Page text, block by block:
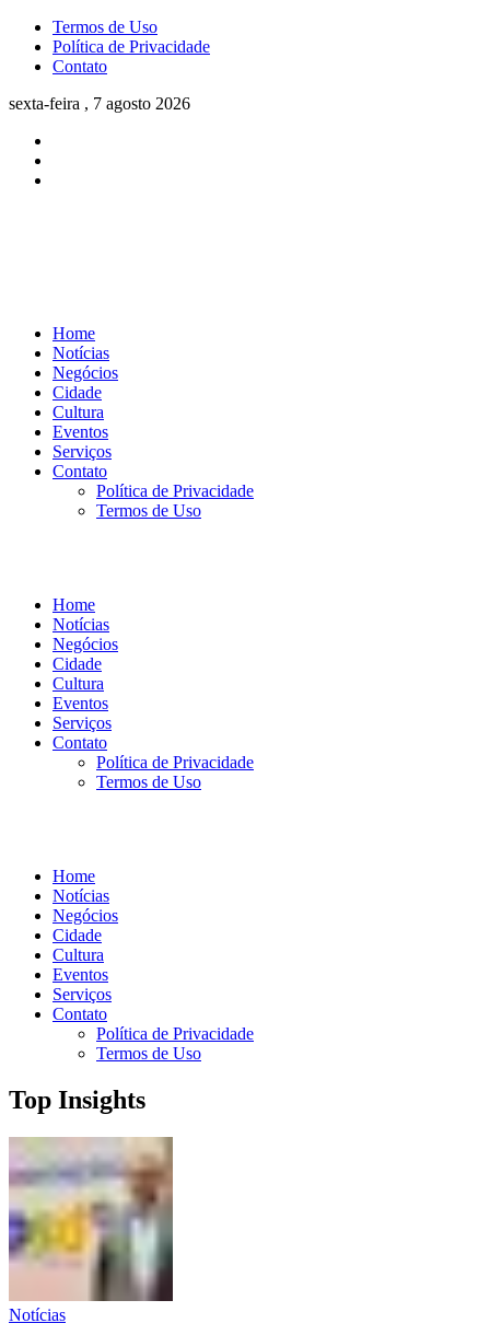
Termos de Uso
Política de Privacidade
Contato
sexta-feira , 7 agosto 2026
Home
Notícias
Negócios
Cidade
Cultura
Eventos
Serviços
Contato
Política de Privacidade
Termos de Uso
Home
Notícias
Negócios
Cidade
Cultura
Eventos
Serviços
Contato
Política de Privacidade
Termos de Uso
Home
Notícias
Negócios
Cidade
Cultura
Eventos
Serviços
Contato
Política de Privacidade
Termos de Uso
Top Insights
Notícias